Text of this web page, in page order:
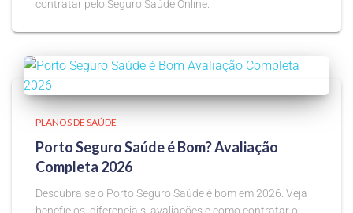
contratar pelo Seguro Saúde Online.
PLANOS DE SAÚDE
Porto Seguro Saúde é Bom? Avaliação
Completa 2026
Descubra se o Porto Seguro Saúde é bom em 2026. Veja